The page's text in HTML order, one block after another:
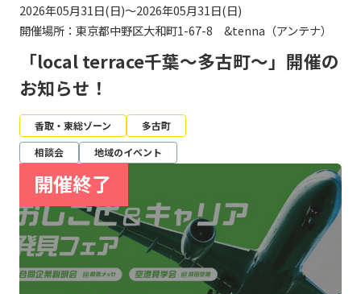
2026年05月31日(日)～2026年05月31日(日)
開催場所：東京都中野区大和町1-67-8 &tenna（アンテナ）
「local terrace千葉～多古町～」開催の
お知らせ！
香取・東総ゾーン
多古町
相談会
地域のイベント